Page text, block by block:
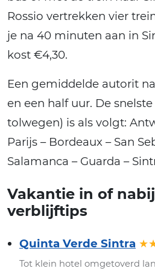
Rossio vertrekken vier
je na 40 minuten aan in
kost €4,30.
Een gemiddelde autorit
en een half uur. De
tolwegen) is als volgt:
Parijs – Bordeaux – San
Salamanca – Guarda –
Vakantie in of
verblijftips
Quinta Verde Sintra
Tot klein hotel omgetoverd